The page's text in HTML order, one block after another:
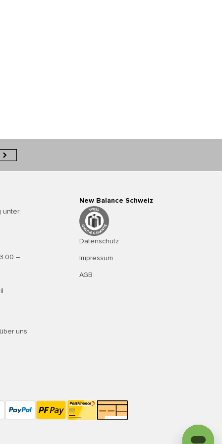
unter:
–
uns
New Balance Schweiz
Datenschutz
Impressum
AGB